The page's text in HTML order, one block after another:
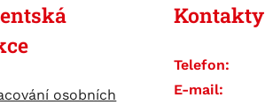
osobních
Kontakty
Telefon:
E-mail: